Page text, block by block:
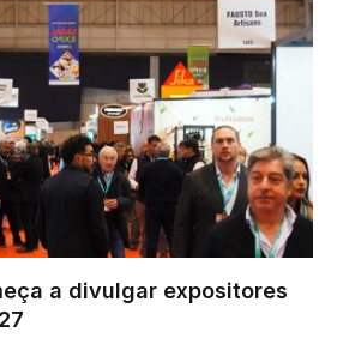
a divulgar expositores